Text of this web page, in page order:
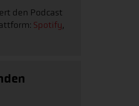
den Podcast
Spotify,